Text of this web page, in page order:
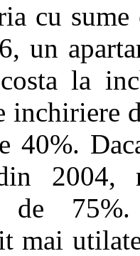
cu
un
la
inchiriere
40%.
2004,
de
mai